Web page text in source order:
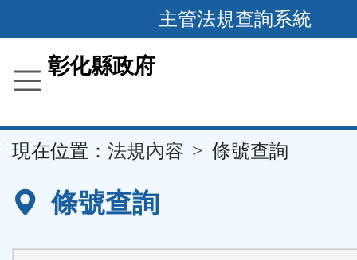
到
要
容
區
主管法規查詢系統
彰化縣政府
現在位置： 法規內容 條號查詢
條號查詢